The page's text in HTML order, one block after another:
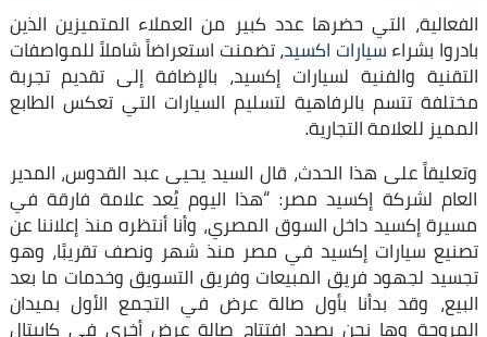
الفعالية، التي حضرها عدد كبير من العملاء المتميزين الذين
بادروا بشراءسيارات اكسيد، تضمنت استعراضاً شاملاً للمواصفات
التقنية والفنية لسيارات إكسيد، بالإضافة إلى تقديم تجربة
مختلفة تتسم بالرفاهية لتسليم السيارات التي تعكس الطابع
المميز للعلامة التجارية.
وتعليقاً على هذا الحدث، قال السيد يحيى عبد القدوس، المدير
العام لشركة إكسيد مصر: “هذا اليوم يُعد علامة فارقة في
مسيرة إكسيد داخل السوق المصري، وأنا أنتظره منذ إعلاننا عن
تصنيع سيارات إكسيد في مصر منذ شهر ونصف تقريبًا، وهو
تجسيد لجهود فريق المبيعات وفريق التسويق وخدمات ما بعد
البيع، وقد بدأنا بأول صالة عرض في التجمع الأول بميدان
المروحة وها نحن بصدد إفتتاح صالة عرض أخرى في كابيتال